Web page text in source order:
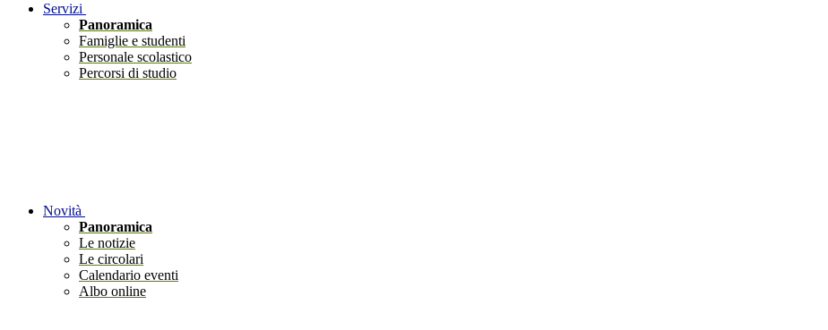
Servizi
Panoramica
Famiglie e studenti
Personale scolastico
Percorsi di studio
Novità
Panoramica
Le notizie
Le circolari
Calendario eventi
Albo online